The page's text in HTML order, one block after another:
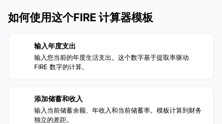
如何使用这个FIRE 计算器模板
输入年度支出
输入您当前的年度生活支出。这个数字基于提取率驱动
FIRE 数字的计算。
添加储蓄和收入
输入当前储蓄余额、年收入和当前储蓄率。模板计算到财务
独立的差距。